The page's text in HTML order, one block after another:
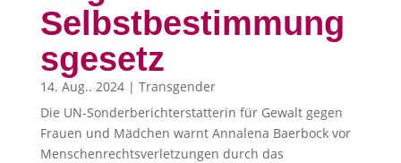
Selbstbestimmung
sgesetz
14. Aug.. 2024| Transgender
Die UN-Sonderberichterstatterin für Gewalt gegen
Frauen und Mädchen warnt Annalena Baerbock vor
Menschenrechtsverletzungen durch das